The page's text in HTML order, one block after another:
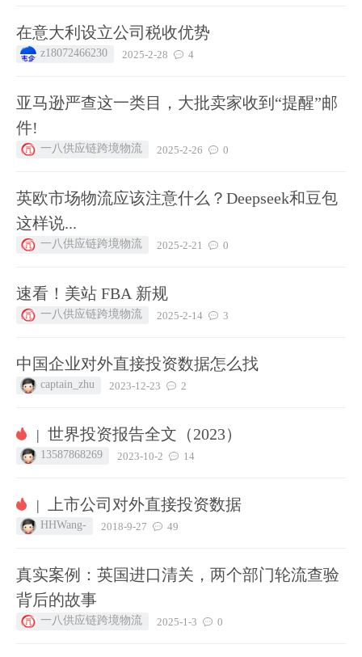
在意大利设立公司税收优势
z18072466230 2025-2-28 4
亚马逊严查这一类目，大批卖家收到“提醒”邮
件!
一八供应链跨境物流 2025-2-26 0
英欧市场物流应该注意什么？Deepseek和豆包
这样说...
一八供应链跨境物流 2025-2-21 0
速看！美站 FBA 新规
一八供应链跨境物流 2025-2-14 3
中国企业对外直接投资数据怎么找
captain_zhu 2023-12-23 2
| 世界投资报告全文（2023）
13587868269 2023-10-2 14
| 上市公司对外直接投资数据
HHWang- 2018-9-27 49
真实案例：英国进口清关，两个部门轮流查验
背后的故事
一八供应链跨境物流 2025-1-3 0